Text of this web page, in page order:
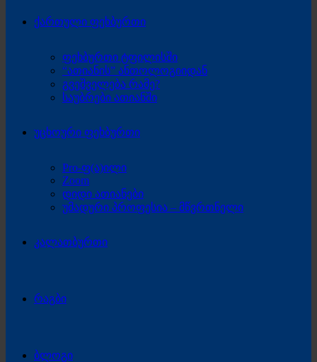
ქართული ფეხბურთი
ფეხბურთი ტფილისში
“ათიანის” ანთოლოგიიდან
გვეშველება რამე?
საუბრები ათიანში
უცხოური ფეხბურთი
Pro-ფ(ა)ილი
Zoom
დიდი ათიანები
უმადური პროფესია – მწვრთნელი
კალათბურთი
რაგბი
ბლოგი